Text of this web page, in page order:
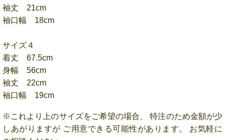
袖丈 21cm
袖口幅 18cm
サイズ４
着丈 67.5cm
身幅 56cm
袖丈 22cm
袖口幅 19cm
※これより上のサイズをご希望の場合、 特注のため金額が少
しあがりますが ご用意できる可能性があります。 お気軽に